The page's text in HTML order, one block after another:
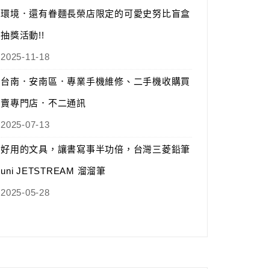
環境．還有眷麵長榮店限定的可愛史努比盲盒
抽獎活動!!
2025-11-18
台南．安南區．專業手機維修、二手機收購買
賣專門店．不二通訊
2025-07-13
好用的文具，讓書寫事半功倍，台灣三菱鉛筆
uni JETSTREAM 溜溜筆
2025-05-28